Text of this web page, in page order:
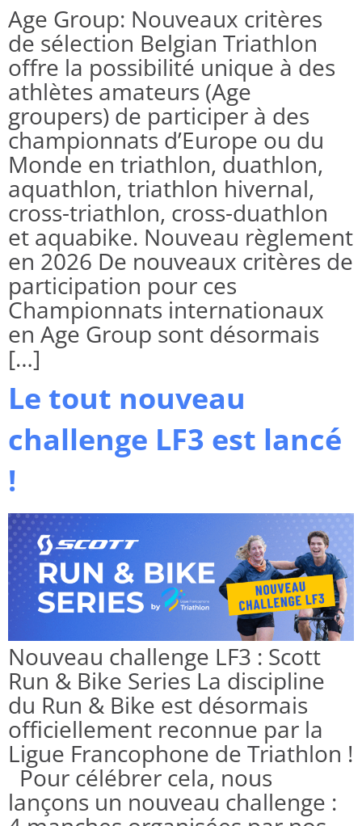
Age Group: Nouveaux critères
de sélection Belgian Triathlon
offre la possibilité unique à des
athlètes amateurs (Age
groupers) de participer à des
championnats d’Europe ou du
Monde en triathlon, duathlon,
aquathlon, triathlon hivernal,
cross-triathlon, cross-duathlon
et aquabike. Nouveau règlement
en 2026 De nouveaux critères de
participation pour ces
Championnats internationaux
en Age Group sont désormais
[…]
Le tout nouveau
challenge LF3 est lancé
!
Nouveau challenge LF3 : Scott
Run & Bike Series La discipline
du Run & Bike est désormais
officiellement reconnue par la
Ligue Francophone de Triathlon !
Pour célébrer cela, nous
lançons un nouveau challenge :